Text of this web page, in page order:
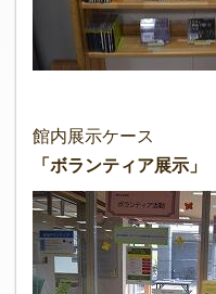
館内展示ケース
「ボランティア展示」